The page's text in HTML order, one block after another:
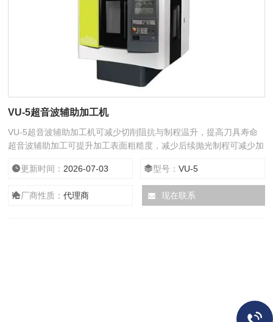
VU-5超音波辅助加工机
VU-5超音波辅助加工机可减少切削阻抗与制程温升，提高刀具寿命
超音波辅助加工可提升加工表面粗糙度，减少后续抛光制程可减少加
更新时间： 2026-07-03 型号：VU-5
厂商性质：代理商 现在联系